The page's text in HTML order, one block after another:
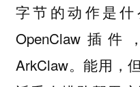
字节的动作是
OpenClaw插
ArkClaw。能用，